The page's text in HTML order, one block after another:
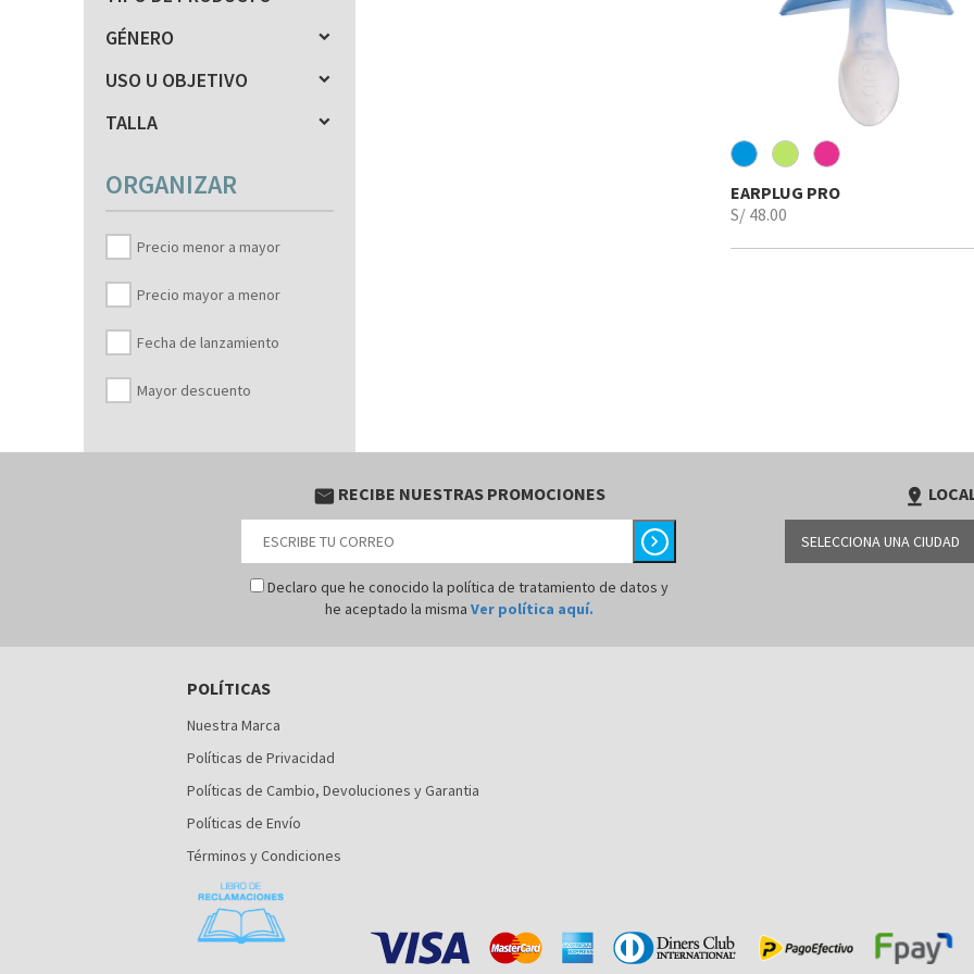
GÉNERO
USO U OBJETIVO
TALLA
ORGANIZAR
Precio menor a mayor
Precio mayor a menor
Fecha de lanzamiento
Mayor descuento
EARPLUG PRO
S/ 48.00
email RECIBE NUESTRAS PROMOCIONES
chevron_right
Declaro que he conocido la política de tratamiento de datos y
he aceptado la misma Ver política aquí.
pin_drop
SELECCIONA UNA CIUDAD
POLÍTICAS
Nuestra Marca
Políticas de Privacidad
Políticas de Cambio, Devoluciones y Garantia
Políticas de Envío
Términos y Condiciones